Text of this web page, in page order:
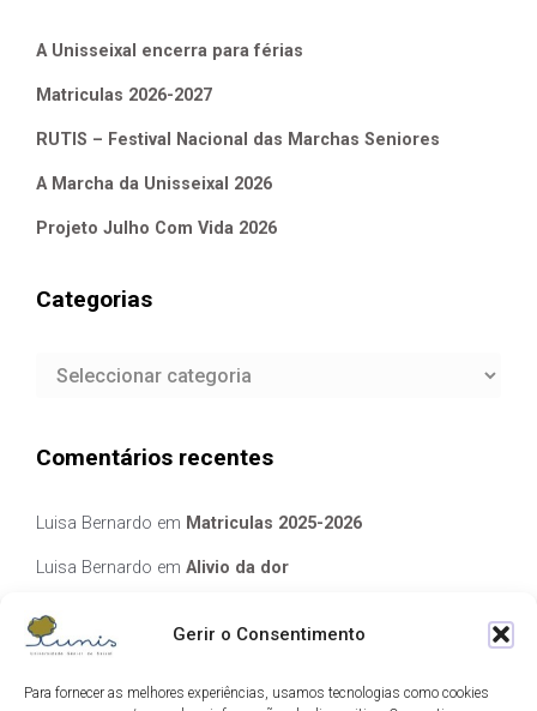
Gerir o Consentimento
Para fornecer as melhores experiências, usamos tecnologias como cookies
A Unisseixal encerra para férias
Matriculas 2026-2027
RUTIS – Festival Nacional das Marchas Seniores
A Marcha da Unisseixal 2026
Projeto Julho Com Vida 2026
Categorias
Categorias
Comentários recentes
Luisa Bernardo em Matriculas 2025-2026
Luisa Bernardo em Alivio da dor
Manuela Silva
elisabete Garcia Fernandes Serra
Luis GuedesemEcos de Camilo